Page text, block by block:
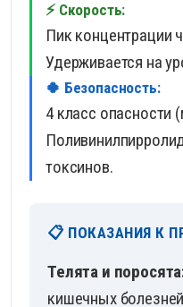
⚡ Скорость:
Пик концентрации
Удерживается на
🍀 Безопасность:
4 класс опасности
токсинов.
📋 ПОКАЗАНИЯ К
Телята и
кишечных